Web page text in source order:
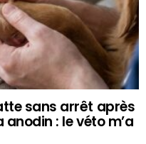
sans arrêt après
: le véto m’a